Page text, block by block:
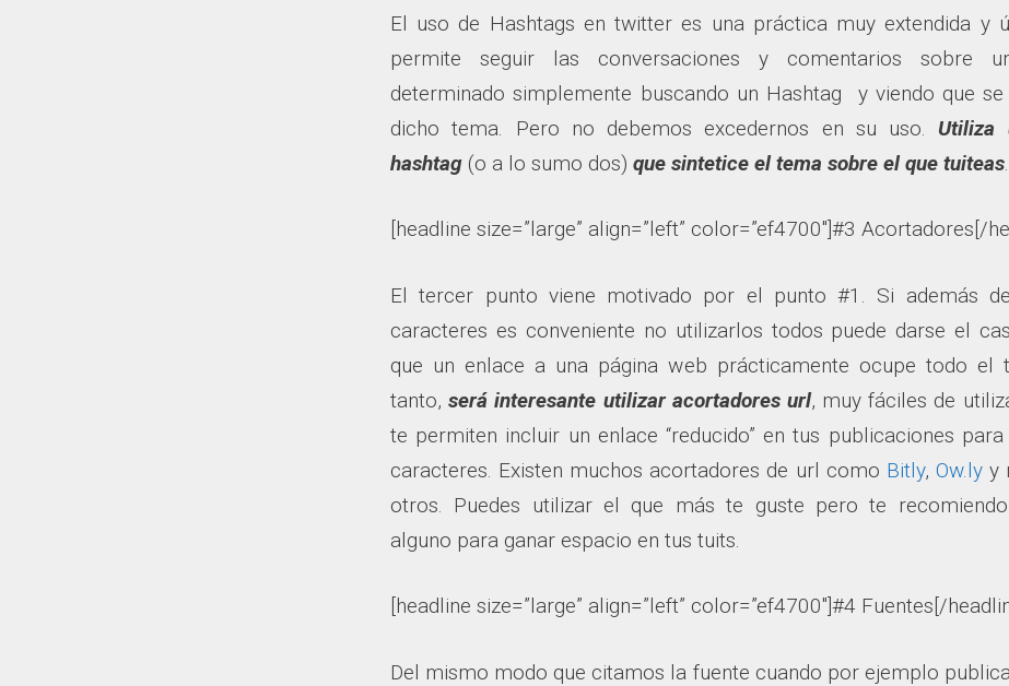
El uso de Hashtags en twitter es una práctica muy extendida y
permite seguir las conversaciones y comentarios sobre
determinado simplemente buscando un Hashtag y viendo que
dicho tema. Pero no debemos excedernos en su uso. Utiliza
hashtag (o a lo sumo dos) que sintetice el tema sobre el que tuiteas.
[headline size=”large” align=”left” color=”ef4700″]#3 Acortadores[/
El tercer punto viene motivado por el punto #1. Si además
caracteres es conveniente no utilizarlos todos puede darse el
que un enlace a una página web prácticamente ocupe todo el
tanto,será interesante utilizar acortadores url, muy fáciles de
te permiten incluir un enlace “reducido” en tus publicaciones
caracteres. Existen muchos acortadores de url como Bitly, Ow.lyy
otros. Puedes utilizar el que más te guste pero te
alguno para ganar espacio en tus tuits.
[headline size=”large” align=”left” color=”ef4700″]#4 Fuentes[/
Del mismo modo que citamos la fuente cuando por ejemplo